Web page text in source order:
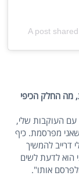
A post
מה החלק הכיפי
עם העוקבות שלי,
שאני מפרסמת. כיף
דרייב להמשיך
הוא לדעת לשים
אותו".